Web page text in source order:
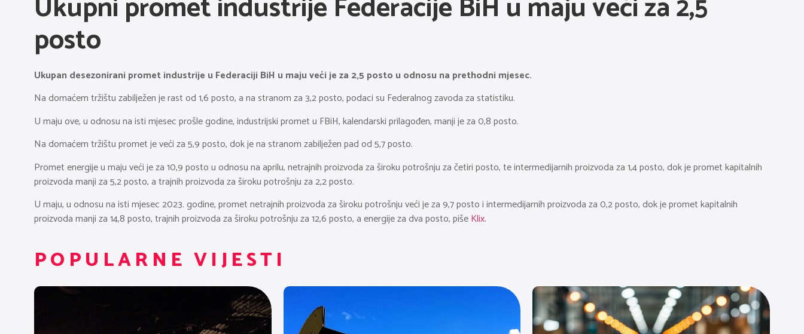
posto
Ukupan desezonirani promet industrije u Federaciji BiH u maju veći je za 2,5 posto u odnosu na prethodni mjesec.
Na domaćem tržištu zabilježen je rast od 1,6 posto, a na stranom za 3,2 posto, podaci su Federalnog zavoda za statistiku.
U maju ove, u odnosu na isti mjesec prošle godine, industrijski promet u FBiH, kalendarski prilagođen, manji je za 0,8 posto.
Na domaćem tržištu promet je veći za 5,9 posto, dok je na stranom zabilježen pad od 5,7 posto.
Promet energije u maju veći je za 10,9 posto u odnosu na aprilu, netrajnih proizvoda za široku potrošnju za četiri posto, te intermedijarnih proizvoda za 1,4 posto, dok je promet kapitalnih
proizvoda manji za 5,2 posto, a trajnih proizvoda za široku potrošnju za 2,2 posto.
U maju, u odnosu na isti mjesec 2023. godine, promet netrajnih proizvoda za široku potrošnju veći je za 9,7 posto i intermedijarnih proizvoda za 0,2 posto, dok je promet kapitalnih
proizvoda manji za 14,8 posto, trajnih proizvoda za široku potrošnju za 12,6 posto, a energije za dva posto, pišeKlix.
POPULARNE VIJESTI